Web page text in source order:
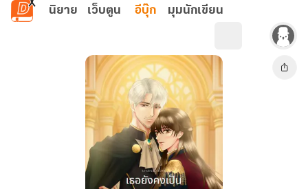
ข้ามไปยังเนื้อหาหลัก
นิยาย เว็บตูน อีบุ๊ก มุมนักเขียน